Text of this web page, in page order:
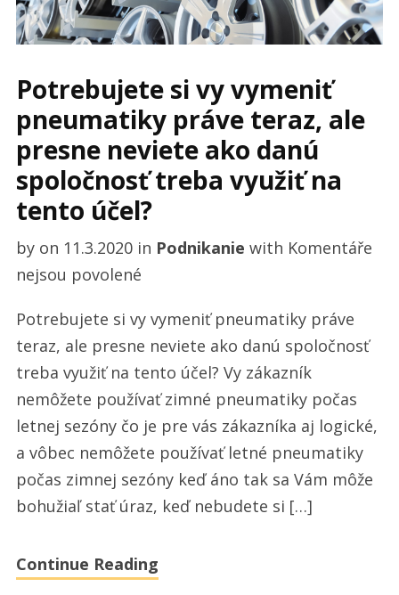
Potrebujete si vy vymeniť
pneumatiky práve teraz, ale
presne neviete ako danú
spoločnosť treba využiť na
tento účel?
by on 11.3.2020in Podnikanie with Komentáře
nejsou povolenéu
s
názvem
Potrebujete
si
vy
vymeniť
pneumatiky
práve
ale
Potrebujete si vy vymeniť pneumatiky práve
teraz, ale presne neviete ako danú spoločnosť
treba využiť na tento účel? Vy zákazník
nemôžete používať zimné pneumatiky počas
letnej sezóny čo je pre vás zákazníka aj logické,
a vôbec nemôžete používať letné pneumatiky
počas zimnej sezóny keď áno tak sa Vám môže
bohužiaľ stať úraz, keď nebudete si […]
Continue Reading